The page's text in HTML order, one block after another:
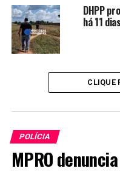
DHPP
há 11 dias
CLIQUE
POLÍCIA
MPRO